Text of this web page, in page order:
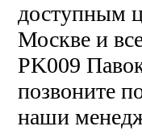
доступным
Москве и
PK009
позвоните
наши